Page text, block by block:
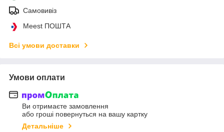
Самовивіз
Meest ПОШТА
Всі умови доставки
Умови оплати
Ви отримаєте замовлення
або гроші повернуться на вашу картку
Детальніше